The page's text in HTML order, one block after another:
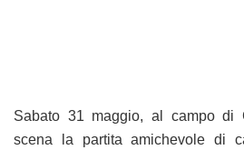
Sabato 31 maggio, al campo di
scena la partita amichevole di